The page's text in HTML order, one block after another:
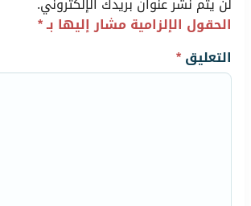
الحقول الإلزامية مشار إليها بـ*
التعليق*